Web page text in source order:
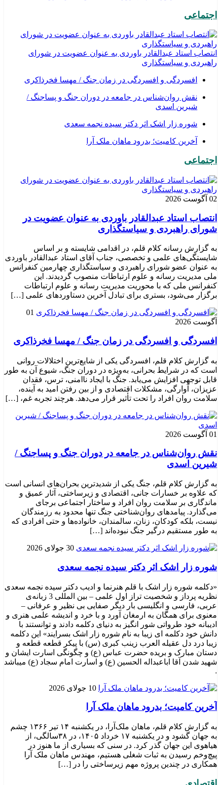
اجتماعی
انتصاب استاد عبدالقادر باوردی به عنوان عضویت در شورای
راهبردی و سیاستگذاری
افسردگی و افسردگی در زمان جنگ / مهسا فخرذاکری
نقش روان‌شناس در جامعه در دوران جنگ و پساجنگ /
شیرین اسدی
شوره زار اشک اثر دکتر سیده نجمه سعدی
​آخرین کامیت؛ بدرود ماهان ملک آرا
اجتماعی
02 آگوست 2026
انتصاب استاد عبدالقادر باوردی به عنوان عضویت در
شورای راهبردی و سیاستگذاری
به گزارش رسانه کلام قلم، در اقدامی شایسته و بر اساس
شایستگی‌های علمی و تخصصی، جناب آقای استاد عبدالقادر باوردی
به عنوان عضو شورای راهبردی و سیاستگذاری چهارمین کنفرانس
ملی مدیریت رسانه و علوم ارتباطات منصوب گردیدند. این
کنفرانس ملی که با محوریت مدیریت رسانه و علوم ارتباطات
برگزار می‌شود، بستری برای تبادل آخرین دستاوردهای علمی […]
01
آگوست 2026
افسردگی و افسردگی در زمان جنگ / مهسا فخرذاکری
به گزارش کلام قلم، افسردگی یکی از شایع‌ترین اختلالات روانی
است که در شرایط بحرانی، به‌ویژه در دوران جنگ، شیوع آن به طور
قابل توجهی افزایش می‌یابد. جنگ با ایجاد ناامنی، ترس، فقدان
عزیزان، آوارگی، مشکلات اقتصادی و از بین رفتن امید به آینده،
سلامت روان افراد را تحت تأثیر قرار می‌دهد. هرچند تجربه غم، […]
01 آگوست 2026
نقش روان‌شناس در جامعه در دوران جنگ و پساجنگ /
شیرین اسدی
به گزارش کلام قلم، جنگ یکی از شدیدترین بحران‌های انسانی است
که علاوه بر خسارات جانی، اقتصادی و زیرساختی، آثار عمیق و
ماندگاری بر سلامت روان افراد و ساختار اجتماعی برجای
می‌گذارد. پیامدهای روان‌شناختی جنگ تنها محدود به رزمندگان
نیست، بلکه کودکان، زنان، سالمندان، خانواده‌ها و حتی افرادی که
به طور مستقیم درگیر جنگ نبوده‌اند […]
30 جولای 2026
شوره زار اشک اثر دکتر سیده نجمه سعدی
«دکلمه شوره زار اشک با قلم هنرنما و ادیب دکتر سیده نجمه سعدی
نظریه پرداز و شخصیت تراز اول علمی – بین المللی 3 زبانه‌ی
عربی، فارسی و انگلیسی بار دیگر صفایی بی نظیر و عرفانی –
معنوی برای همگان به ارمغان آورد و با خرد و اندیشه علمی هنری و
ادیبانه خود طرواتی شور انگیز به دنیای دکلمه دادند و توانستند با
دانش خود دکلمه ای زیبا به نام شوره زار اشک بسرایند» این دکلمه
زیبا درد دل عقیله العرب زینب کبری (س) با پیکر قطعه قطعه و
دستان مبارک و بریده حضرت عباس (ع) و چگونگی اسارت ایشان و
شهید شدن آقا اباعبداله الحسین (ع) و اسارت امام سجاد (ع) میباشد
.
10 جولای 2026
​آخرین کامیت؛ بدرود ماهان ملک آرا
به گزارش کلام قلم، ماهان ملک‌آرا، در یکشنبه ۱۴ تیر ۱۳۶۶ چشم
به جهان گشود و در یکشنبه ۱۷ خرداد ۱۴۰۵، در ۳۸سالگی، از
هیاهوی این جهان گذر کرد. در سنی که بسیاری از ما هنوز در
پیچ‌وخم رسیدن به ثبات شغلی هستیم، مهندس ماهان ملک آرا
همکاری در چندین پروژه مهم زیرساختی را در […]